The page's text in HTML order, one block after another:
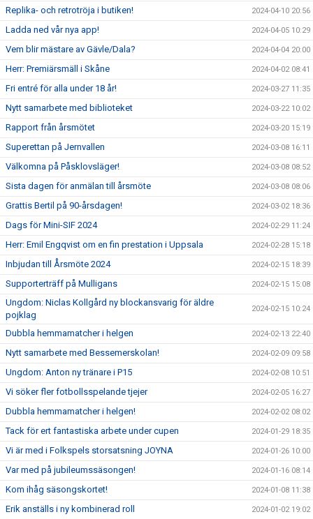
Replika- och retrotröja i butiken! 2024-04-10 20:56
Ladda ned vår nya app! 2024-04-05 10:29
Vem blir mästare av Gävle/Dala? 2024-04-04 20:00
Herr: Premiärsmäll i Skåne 2024-04-02 08:41
Fri entré för alla under 18 år! 2024-03-27 11:35
Nytt samarbete med biblioteket 2024-03-22 10:02
Rapport från årsmötet 2024-03-20 15:19
Superettan på Jernvallen 2024-03-08 16:11
Välkomna på Påsklovsläger! 2024-03-08 08:52
Sista dagen för anmälan till årsmöte 2024-03-08 08:06
Grattis Bertil på 90-årsdagen! 2024-03-02 18:36
Dags för Mini-SIF 2024 2024-02-29 11:24
Herr: Emil Engqvist om en fin prestation i Uppsala 2024-02-28 15:18
Inbjudan till Årsmöte 2024 2024-02-15 18:39
Supporterträff på Mulligans 2024-02-15 15:08
Ungdom: Niclas Kollgård ny blockansvarig för äldre
pojklag
2024-02-15 10:24
Dubbla hemmamatcher i helgen 2024-02-13 22:40
Nytt samarbete med Bessemerskolan! 2024-02-09 09:58
Ungdom: Anton ny tränare i P15 2024-02-08 10:51
Vi söker fler fotbollsspelande tjejer 2024-02-05 16:27
Dubbla hemmamatcher i helgen! 2024-02-02 08:02
Tack för ert fantastiska arbete under cupen 2024-01-29 18:35
Vi är med i Folkspels storsatsning JOYNA 2024-01-26 10:00
Var med på jubileumssäsongen! 2024-01-16 08:14
Kom ihåg säsongskortet! 2024-01-08 11:38
Erik anställs i ny kombinerad roll 2024-01-02 19:02